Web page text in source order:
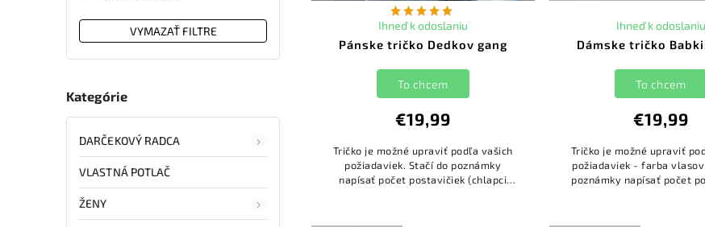
158/12 rokov 25
VYMAZAŤ FILTRE
Kategórie
DARČEKOVÝ RADCA
VLASTNÁ POTLAČ
ŽENY
Pánske tričko Dedkov gang
Ihneď k odoslaniu
€19,99
To chcem
Tričko je možné upraviť podľa vašich
požiadaviek. Stačí do poznámky
napísať počet postavičiek (chlapci
Dámske tričko
Ihneď k odoslaniu
€19,99
To chcem
Tričko je možné upraviť
požiadaviek - farba
poznámky napísať počet